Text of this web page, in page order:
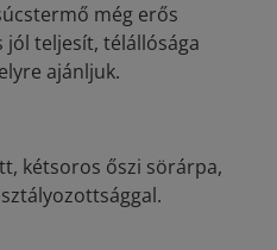
még erős
teljesít, télállósága
ajánljuk.
kétsoros őszi sörárpa,